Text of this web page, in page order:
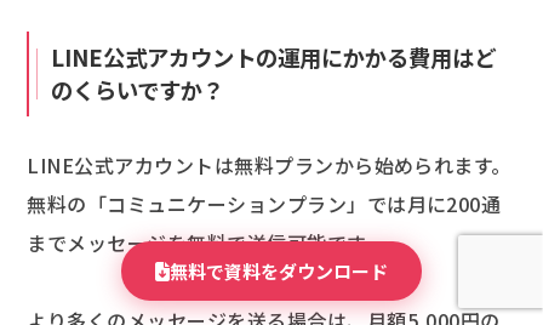
LINE公式アカウントの運用にかかる費用はど
のくらいですか？
LINE公式アカウントは無料プランから始められます。
無料の「コミュニケーションプラン」では月に200通
までメッセージを無料で送信可能です。
無料で資料をダウンロード